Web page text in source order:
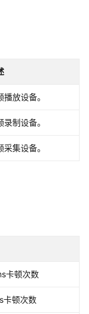
播放设备。
录制设备。
采集设备。
卡顿次数
卡顿次数